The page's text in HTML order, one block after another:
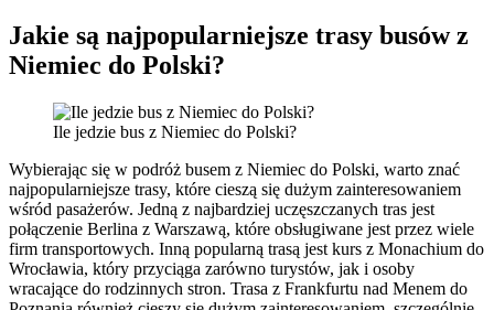
Jakie są najpopularniejsze trasy busów z
Niemiec do Polski?
Ile jedzie bus z Niemiec do Polski?
Wybierając się w podróż busem z Niemiec do Polski, warto znać
najpopularniejsze trasy, które cieszą się dużym zainteresowaniem
wśród pasażerów. Jedną z najbardziej uczęszczanych tras jest
połączenie Berlina z Warszawą, które obsługiwane jest przez wiele
firm transportowych. Inną popularną trasą jest kurs z Monachium do
Wrocławia, który przyciąga zarówno turystów, jak i osoby
wracające do rodzinnych stron. Trasa z Frankfurtu nad Menem do